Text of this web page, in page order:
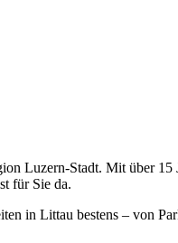
Luzern-Stadt. Mit über 15
für Sie da.
in Littau bestens – von